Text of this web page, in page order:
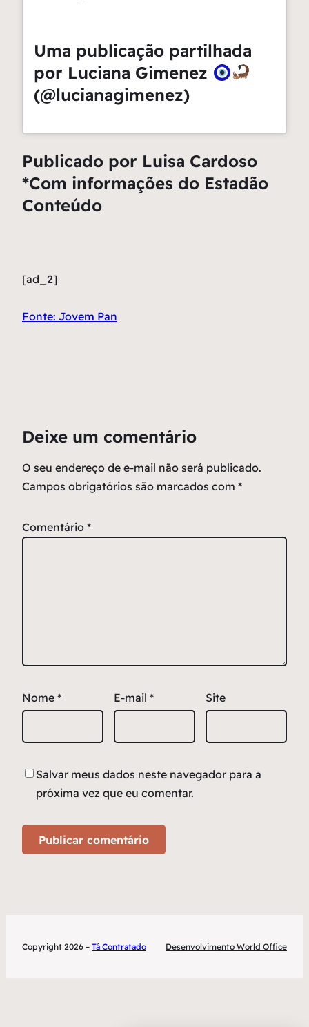
Uma publicação partilhada
por Luciana Gimenez
(@lucianagimenez)
Publicado por Luisa Cardoso
*Com informações do Estadão
Conteúdo
[ad_2]
Fonte: Jovem Pan
Deixe um comentário
O seu endereço de e-mail não será publicado.
Campos obrigatórios são marcados com *
Comentário *
Nome * E-mail * Site
Salvar meus dados neste navegador para a
próxima vez que eu comentar.
Copyright 2026 – Tá Contratado Desenvolvimento World Office